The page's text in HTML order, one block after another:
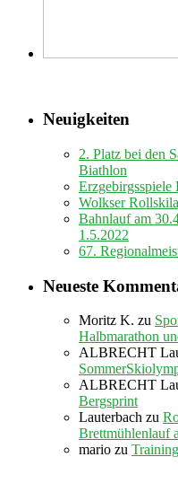
Neuigkeiten
2. Platz bei den
Biathlon
Erzgebirgsspiele
Wolkser
Bahnlauf am
1.5.2022
67.
Neueste
Moritz K. zu
Halbmarathon
ALBRECHT
ALBRECHT
Bergsprint
Lauterbach zu
Brettmühlenlauf
mario zu